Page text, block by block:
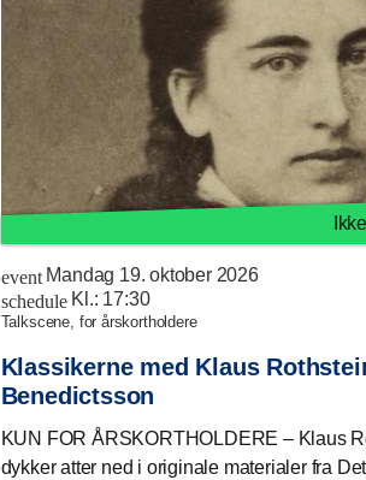
event Mandag 19. oktober 2026
schedule Kl.: 17:30
talkscene, for årskortholdere
Klassikerne med Klaus
Benedictsson
KUN FOR ÅRSKORTHOLDERE – Klaus
dykker atter ned i originale materialer fra